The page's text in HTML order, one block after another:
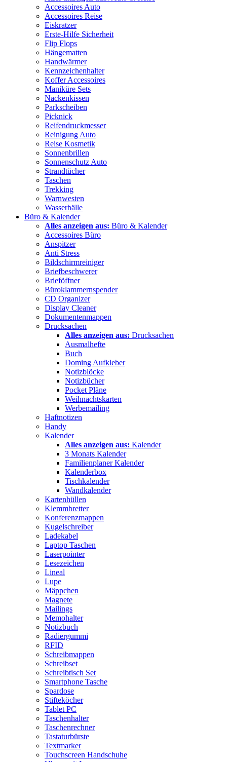
Accessoires Auto
Accessoires Reise
Eiskratzer
Erste-Hilfe Sicherheit
Flip Flops
Hängematten
Handwärmer
Kennzeichenhalter
Koffer Accessoires
Maniküre Sets
Nackenkissen
Parkscheiben
Picknick
Reifendruckmesser
Reinigung Auto
Reise Kosmetik
Sonnenbrillen
Sonnenschutz Auto
Strandtücher
Taschen
Trekking
Warnwesten
Wasserbälle
Büro & Kalender
Alles anzeigen aus: Büro & Kalender
Accessoires Büro
Anspitzer
Anti Stress
Bildschirmreiniger
Briefbeschwerer
Brieföffner
Büroklammernspender
CD Organizer
Display Cleaner
Dokumentenmappen
Drucksachen
Alles anzeigen aus: Drucksachen
Ausmalhefte
Buch
Doming Aufkleber
Notizblöcke
Notizbücher
Pocket Pläne
Weihnachtskarten
Werbemailing
Haftnotizen
Handy
Kalender
Alles anzeigen aus: Kalender
3 Monats Kalender
Familienplaner Kalender
Kalenderbox
Tischkalender
Wandkalender
Kartenhüllen
Klemmbretter
Konferenzmappen
Kugelschreiber
Ladekabel
Laptop Taschen
Laserpointer
Lesezeichen
Lineal
Lupe
Mäppchen
Magnete
Mailings
Memohalter
Notizbuch
Radiergummi
RFID
Schreibmappen
Schreibset
Schreibtisch Set
Smartphone Tasche
Spardose
Stifteköcher
Tablet PC
Taschenhalter
Taschenrechner
Tastaturbürste
Textmarker
Touchscreen Handschuhe